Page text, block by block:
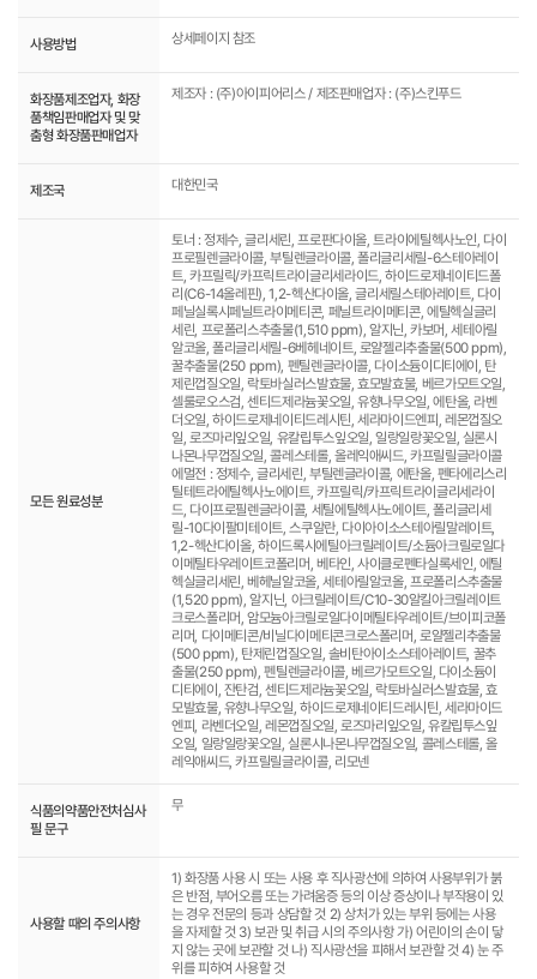
사용방법 상세페이지 참조
화장품제조업자, 화장
품책임판매업자 및 맞
춤형 화장품판매업자
제조자 : (주)아이피어리스 / 제조판매업자 : (주)스킨푸드
제조국 대한민국
모든 원료성분
토너 : 정제수, 글리세린, 프로판다이올, 트라이에틸헥사노인, 다이
프로필렌글라이콜, 부틸렌글라이콜, 폴리글리세릴-6스테아레이
트, 카프릴릭/카프릭트라이글리세라이드, 하이드로제네이티드폴
리(C6-14올레핀), 1,2-헥산다이올, 글리세릴스테아레이트, 다이
페닐실록시페닐트라이메티콘, 페닐트라이메티콘, 에틸헥실글리
세린, 프로폴리스추출물(1,510 ppm), 알지닌, 카보머, 세테아릴
알코올, 폴리글리세릴-6베헤네이트, 로얄젤리추출물(500 ppm),
꿀추출물(250 ppm), 펜틸렌글라이콜, 다이소듐이디티에이, 탄
제린껍질오일, 락토바실러스발효물, 효모발효물, 베르가모트오일,
셀룰로오스검, 센티드제라늄꽃오일, 유향나무오일, 에탄올, 라벤
더오일, 하이드로제네이티드레시틴, 세라마이드엔피, 레몬껍질오
일, 로즈마리잎오일, 유칼립투스잎오일, 일랑일랑꽃오일, 실론시
나몬나무껍질오일, 콜레스테롤, 올레익애씨드, 카프릴릴글라이콜
에멀전 : 정제수, 글리세린, 부틸렌글라이콜, 에탄올, 펜타에리스리
틸테트라에틸헥사노에이트, 카프릴릭/카프릭트라이글리세라이
드, 다이프로필렌글라이콜, 세틸에틸헥사노에이트, 폴리글리세
릴-10다이팔미테이트, 스쿠알란, 다이아이소스테아릴말레이트,
1,2-헥산다이올, 하이드록시에틸아크릴레이트/소듐아크릴로일다
이메틸타우레이트코폴리머, 베타인, 사이클로펜타실록세인, 에틸
헥실글리세린, 베헤닐알코올, 세테아릴알코올, 프로폴리스추출물
(1,520 ppm), 알지닌, 아크릴레이트/C10-30알킬아크릴레이트
크로스폴리머, 암모늄아크릴로일다이메틸타우레이트/브이피코폴
리머, 다이메티콘/비닐다이메티콘크로스폴리머, 로얄젤리추출물
(500 ppm), 탄제린껍질오일, 솔비탄아이소스테아레이트, 꿀추
출물(250 ppm), 펜틸렌글라이콜, 베르가모트오일, 다이소듐이
디티에이, 잔탄검, 센티드제라늄꽃오일, 락토바실러스발효물, 효
모발효물, 유향나무오일, 하이드로제네이티드레시틴, 세라마이드
엔피, 라벤더오일, 레몬껍질오일, 로즈마리잎오일, 유칼립투스잎
오일, 일랑일랑꽃오일, 실론시나몬나무껍질오일, 콜레스테롤, 올
레익애씨드, 카프릴릴글라이콜, 리모넨
식품의약품안전처심사
필 문구
무
사용할 때의 주의사항
1) 화장품 사용 시 또는 사용 후 직사광선에 의하여 사용부위가 붉
은 반점, 부어오름 또는 가려움증 등의 이상 증상이나 부작용이 있
는 경우 전문의 등과 상담할 것 2) 상처가 있는 부위 등에는 사용
을 자제할 것 3) 보관 및 취급 시의 주의사항 가) 어린이의 손이 닿
지 않는 곳에 보관할 것 나) 직사광선을 피해서 보관할 것 4) 눈 주
위를 피하여 사용할 것